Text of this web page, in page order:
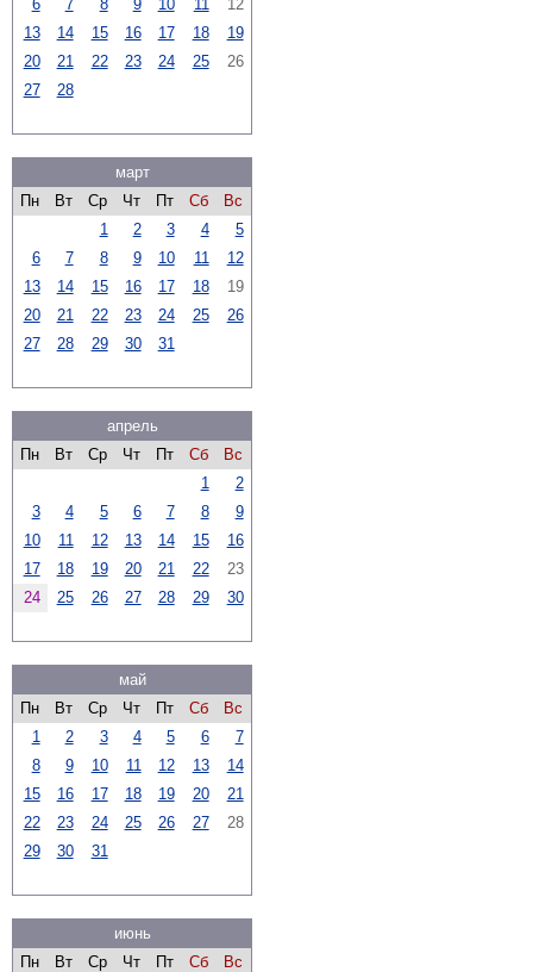
6 7 8 9 10 11
12
13
14 15 16 17 18
19
20
21 22 23 24 25
26
27
28
март
Пн
Вт Ср Чт Пт Сб
Вс
1
2 3 4
5
6
7 8 9 10 11
12
13
14 15 16 17 18
19
20
21 22 23 24 25
26
27
28 29 30 31
апрель
Пн
Вт Ср Чт Пт Сб
Вс
1
2
3
4 5 6 7 8
9
10
11 12 13 14 15
16
17
18 19 20 21 22
23
24
25 26 27 28 29 30
май
Пн
Вт Ср Чт Пт Сб
Вс
1
2 3 4 5 6
7
8
9 10 11 12 13
14
15
16 17 18 19 20
21
22
23 24 25 26 27
28
29
30 31
июнь
Пн
Вт Ср Чт Пт Сб
Вс